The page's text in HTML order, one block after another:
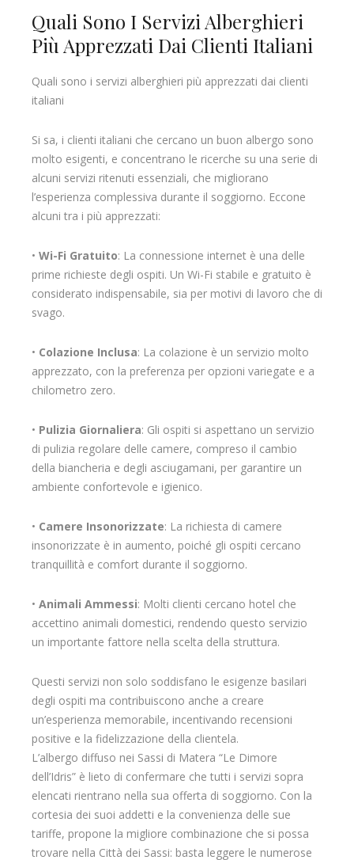
Quali Sono I Servizi Alberghieri
Più Apprezzati Dai Clienti Italiani
Quali sono i servizi alberghieri più apprezzati dai clienti
italiani
Si sa, i clienti italiani che cercano un buon albergo sono
molto esigenti, e concentrano le ricerche su una serie di
alcuni servizi ritenuti essenziali, che migliorano
l’esperienza complessiva durante il soggiorno. Eccone
alcuni tra i più apprezzati:
• Wi-Fi Gratuito: La connessione internet è una delle
prime richieste degli ospiti. Un Wi-Fi stabile e gratuito è
considerato indispensabile, sia per motivi di lavoro che di
svago.
• Colazione Inclusa: La colazione è un servizio molto
apprezzato, con la preferenza per opzioni variegate e a
chilometro zero.
• Pulizia Giornaliera: Gli ospiti si aspettano un servizio
di pulizia regolare delle camere, compreso il cambio
della biancheria e degli asciugamani, per garantire un
ambiente confortevole e igienico.
• Camere Insonorizzate: La richiesta di camere
insonorizzate è in aumento, poiché gli ospiti cercano
tranquillità e comfort durante il soggiorno.
• Animali Ammessi: Molti clienti cercano hotel che
accettino animali domestici, rendendo questo servizio
un importante fattore nella scelta della struttura.
Questi servizi non solo soddisfano le esigenze basilari
degli ospiti ma contribuiscono anche a creare
un’esperienza memorabile, incentivando recensioni
positive e la fidelizzazione della clientela.
L’albergo diffuso nei Sassi di Matera “Le Dimore
dell’Idris” è lieto di confermare che tutti i servizi sopra
elencati rientrano nella sua offerta di soggiorno. Con la
cortesia dei suoi addetti e la convenienza delle sue
tariffe, propone la migliore combinazione che si possa
trovare nella Città dei Sassi: basta leggere le numerose